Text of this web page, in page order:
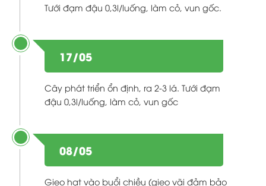
Tưới đạm đậu 0,3l/luống, làm cỏ, vun gốc.
17/05
Cây phát triển ổn định, ra 2-3 lá. Tưới đạm
đậu 0,3l/luống, làm cỏ, vun gốc
08/05
Gieo hạt vào buổi chiều (gieo vãi đảm bảo